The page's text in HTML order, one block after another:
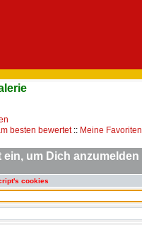
besten bewertet:: Meine Favoriten
um Dich anzumelden
cookies